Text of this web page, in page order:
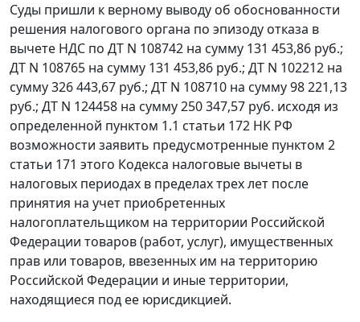
Суды пришли к верному выводу об обоснованности
решения налогового органа по эпизоду отказа в
вычете НДС по ДТ N 108742 на сумму 131 453,86 руб.;
ДТ N 108765 на сумму 131 453,86 руб.; ДТ N 102212 на
сумму 326 443,67 руб.; ДТ N 108710 на сумму 98 221,13
руб.; ДТ N 124458 на сумму 250 347,57 руб. исходя из
определенной пунктом 1.1 статьи 172 НК РФ
возможности заявить предусмотренные пунктом 2
статьи 171 этого Кодекса налоговые вычеты в
налоговых периодах в пределах трех лет после
принятия на учет приобретенных
налогоплательщиком на территории Российской
Федерации товаров (работ, услуг), имущественных
прав или товаров, ввезенных им на территорию
Российской Федерации и иные территории,
находящиеся под ее юрисдикцией.